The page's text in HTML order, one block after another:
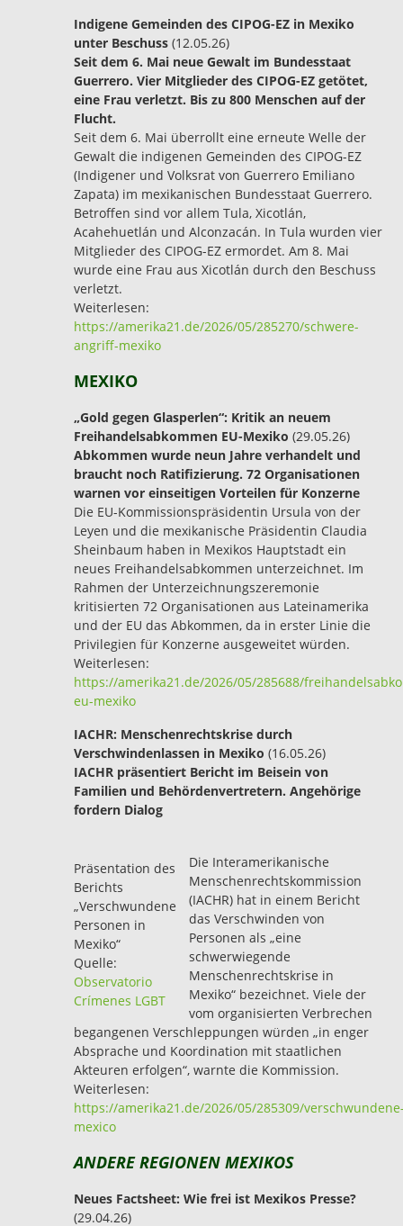
Indigene Gemeinden des CIPOG-EZ in Mexiko
unter Beschuss (12.05.26)
Seit dem 6. Mai neue Gewalt im Bundesstaat
Guerrero. Vier Mitglieder des CIPOG-EZ getötet,
eine Frau verletzt. Bis zu 800 Menschen auf der
Flucht.
Seit dem 6. Mai überrollt eine erneute Welle der
Gewalt die indigenen Gemeinden des CIPOG-EZ
(Indigener und Volksrat von Guerrero Emiliano
Zapata) im mexikanischen Bundesstaat Guerrero.
Betroffen sind vor allem Tula, Xicotlán,
Acahehuetlán und Alconzacán. In Tula wurden vier
Mitglieder des CIPOG-EZ ermordet. Am 8. Mai
wurde eine Frau aus Xicotlán durch den Beschuss
verletzt.
Weiterlesen:
https://amerika21.de/2026/05/285270/schwere-
angriff-mexiko
MEXIKO
„Gold gegen Glasperlen“: Kritik an neuem
Freihandelsabkommen EU-Mexiko (29.05.26)
Abkommen wurde neun Jahre verhandelt und
braucht noch Ratifizierung. 72 Organisationen
warnen vor einseitigen Vorteilen für Konzerne
Die EU-Kommissionspräsidentin Ursula von der
Leyen und die mexikanische Präsidentin Claudia
Sheinbaum haben in Mexikos Hauptstadt ein
neues Freihandelsabkommen unterzeichnet. Im
Rahmen der Unterzeichnungszeremonie
kritisierten 72 Organisationen aus Lateinamerika
und der EU das Abkommen, da in erster Linie die
Privilegien für Konzerne ausgeweitet würden.
Weiterlesen:
https://amerika21.de/2026/05/285688/
eu-mexiko
IACHR: Menschenrechtskrise durch
Verschwindenlassen in Mexiko (16.05.26)
IACHR präsentiert Bericht im Beisein von
Familien und Behördenvertretern. Angehörige
fordern Dialog
Präsentation des
Berichts
„Verschwundene
Personen in
Mexiko“
Quelle:
Observatorio
Crímenes LGBT
Die Interamerikanische
Menschenrechtskommission
(IACHR) hat in einem Bericht
das Verschwinden von
Personen als „eine
schwerwiegende
Menschenrechtskrise in
Mexiko“ bezeichnet. Viele der
vom organisierten Verbrechen
begangenen Verschleppungen würden „in enger
Absprache und Koordination mit staatlichen
Akteuren erfolgen“, warnte die Kommission.
Weiterlesen:
https://amerika21.de/2026/05/285309/
mexico
ANDERE REGIONEN MEXIKOS
Neues Factsheet: Wie frei ist Mexikos Presse?
(29.04.26)